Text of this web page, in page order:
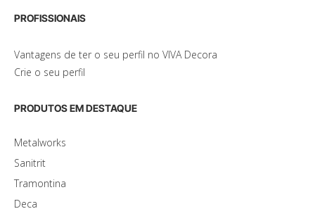
PROFISSIONAIS
Vantagens de ter o seu perfil no VIVA Decora
Crie o seu perfil
PRODUTOS EM DESTAQUE
Metalworks
Sanitrit
Tramontina
Deca